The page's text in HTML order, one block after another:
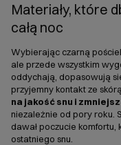
Materiały, które
całą noc
Wybierając czarną
ale przede wszystkim
oddychają, dopasowują
przyjemny kontakt ze skórą.
na jakość snu i
niezależnie od pory roku.
dawał poczucie
ostatniego snu.